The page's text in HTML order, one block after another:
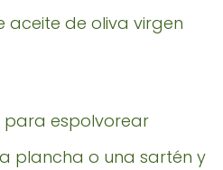
de oliva virgen
espolvorear
plancha o una sartén y